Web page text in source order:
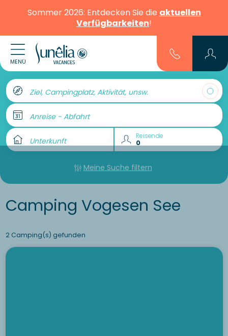
Sommer 2026: Entdecken Sie die aktuellen
Verfügbarkeiten!
MENÜ
Ziel, Campingplatz, Aktivität, unsw.
Anreise - Abfahrt
Unterkunft Reisende
Meine Suche filtern
Camping Vogesen See
2 Camping(s) gefunden